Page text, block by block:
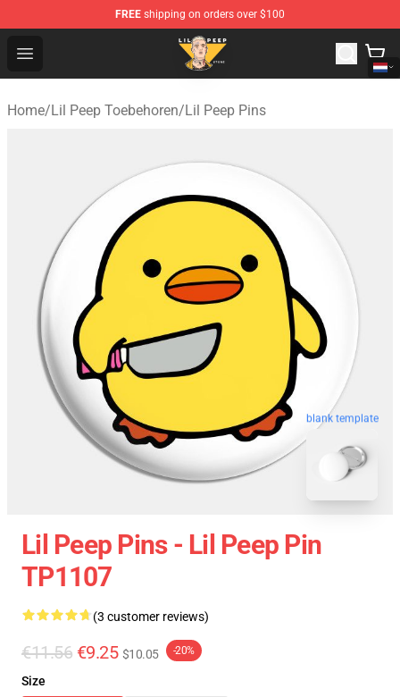
FREE shipping on orders over $100
Open menu
Lil Peep Store - Official Lil Peep Merchandise Shop
Home/Lil Peep Toebehoren/Lil Peep Pins
blank template
Lil Peep Pins - Lil Peep Pin
TP1107
(3 customer reviews)
€11.56 €9.25 $10.05 -20%
Size